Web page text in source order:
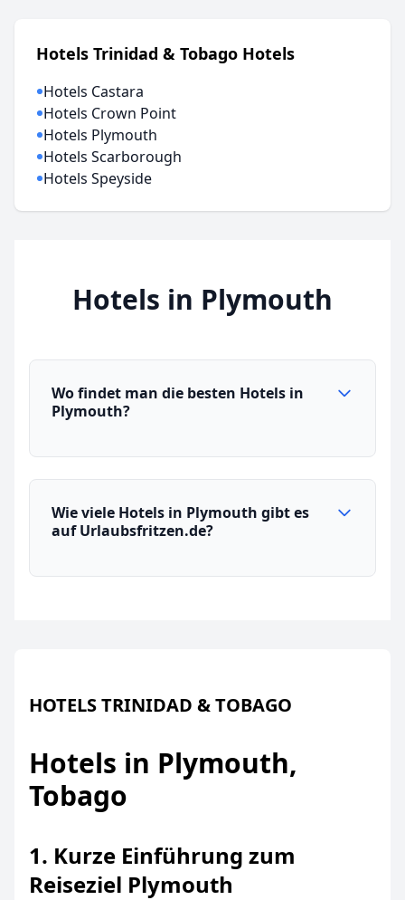
Hotels Trinidad & Tobago Hotels
Hotels Castara
Hotels Crown Point
Hotels Plymouth
Hotels Scarborough
Hotels Speyside
Hotels in Plymouth
Wo findet man die besten Hotels in
Plymouth?
Wie viele Hotels in Plymouth gibt es
auf Urlaubsfritzen.de?
HOTELS TRINIDAD & TOBAGO
Hotels in Plymouth,
Tobago
1. Kurze Einführung zum
Reiseziel Plymouth